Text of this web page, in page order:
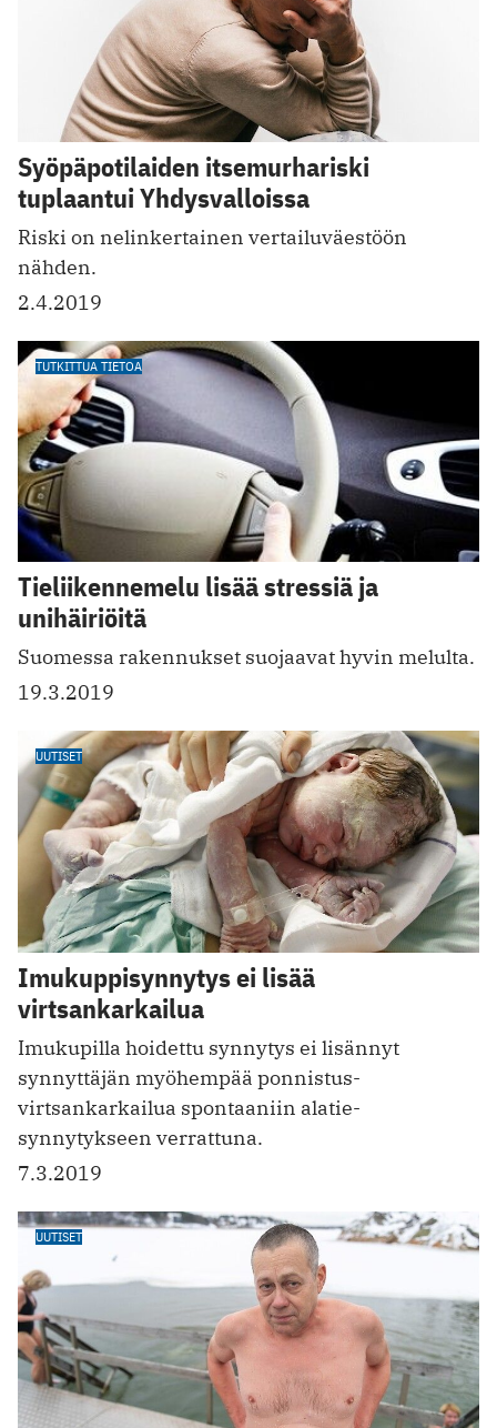
Syöpäpotilaiden itsemurhariski
tuplaantui Yhdysvalloissa
Riski on nelinkertainen vertailuväestöön
nähden.
2.4.2019
TUTKITTUA TIETOA
Tieliikennemelu lisää stressiä ja
unihäiriöitä
Suomessa rakennukset suojaavat hyvin melulta.
19.3.2019
UUTISET
Imukuppisynnytys ei lisää
virtsankarkailua
Imukupilla hoidettu synnytys ei lisännyt
synnyttäjän myöhempää ponnistus­
virtsankarkailua spontaaniin alatie­
synnytykseen verrattuna.
7.3.2019
UUTISET